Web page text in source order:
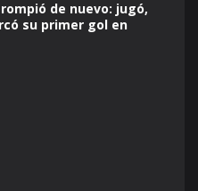
de nuevo: jugó,
su primer gol en